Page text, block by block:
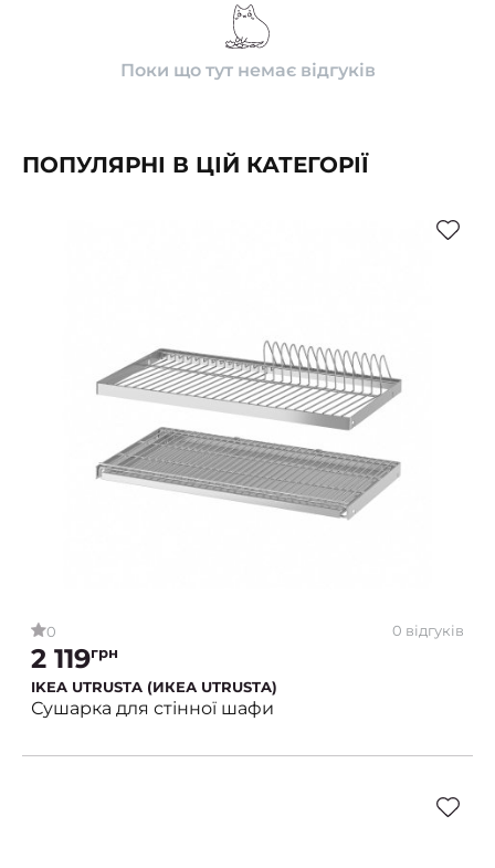
Поки що тут немає відгуків
ПОПУЛЯРНІ В ЦІЙ КАТЕГОРІЇ
0 0 відгуків
2 119грн
IKEA UTRUSTA (ИКЕА UTRUSTA)
Сушарка для стінної шафи